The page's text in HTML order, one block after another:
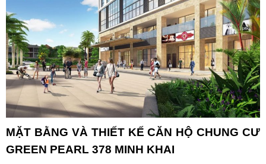
MẶT BẰNG VÀ THIẾT KẾ CĂN HỘ CHUNG CƯ
GREEN PEARL 378 MINH KHAI